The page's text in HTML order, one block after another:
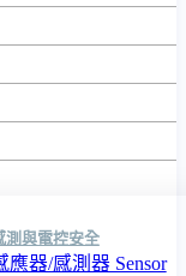
測與電控安全
應器/感測器 Sensor